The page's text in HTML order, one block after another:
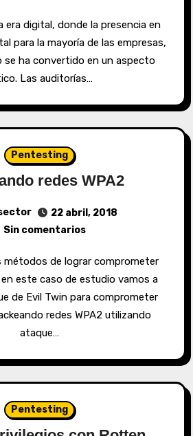
para la mayoría de las empresas,
se ha convertido en un aspecto
Las auditorías…
Pentesting
redes WPA2
22 abril, 2018
Sin comentarios
en este caso de estudio vamos a
de Evil Twin para comprometer
redes WPA2 utilizando
ataque…
Pentesting